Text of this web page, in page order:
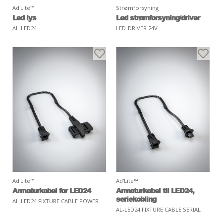
Ad'Lite™
Led lys
AL-LED24
Strømforsyning
Led strømforsyning/driver
LED-DRIVER 24V
Ad'Lite™
Armaturkabel for LED24
AL-LED24 FIXTURE CABLE POWER
Ad'Lite™
Armaturkabel til LED24,
seriekobling
AL-LED24 FIXTURE CABLE SERIAL